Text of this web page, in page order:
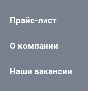
Прайс-лист
О компании
Наши вакансии